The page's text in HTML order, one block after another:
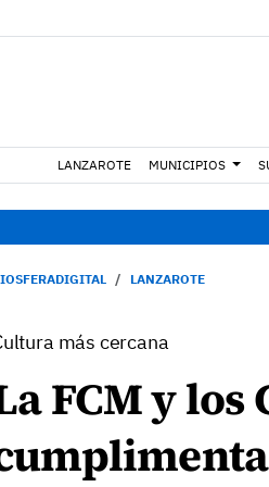
LANZAROTE MUNICIPIOS
LANZAROTE
más cercana
FCM y